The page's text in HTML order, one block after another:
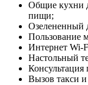
Общие кухни
пищи;
Озелененный
Пользование
Интернет Wi-
Настольный
Консультация
Вызов такси и